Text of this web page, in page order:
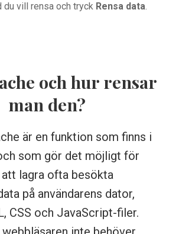
du vill rensa och tryck Rensa data.
och hur rensar
man den?
är en funktion som finns i
som gör det möjligt för
lagra ofta besökta
på användarens dator,
CSS och JavaScript-filer.